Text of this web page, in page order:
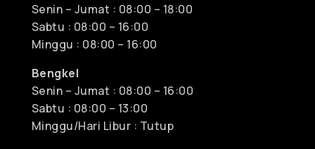
Senin – Jumat : 08:00 – 18:00
Sabtu : 08:00 – 16:00
Minggu : 08:00 – 16:00
Bengkel
Senin – Jumat : 08:00 – 16:00
Sabtu : 08:00 – 13:00
Minggu/Hari Libur : Tutup